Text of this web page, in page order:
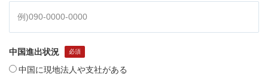
中国進出状況
中国に現地法人や支社がある